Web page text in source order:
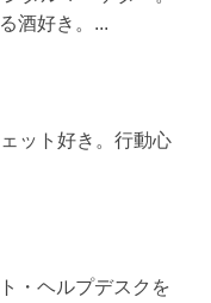
酒好き。...
ット好き。行動心
・ヘルプデスクを